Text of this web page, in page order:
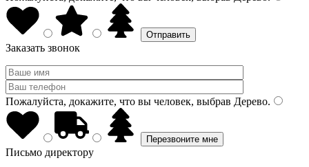
Заказать звонок
Пожалуйста, докажите, что вы человек, выбрав Дерево.
Письмо директору